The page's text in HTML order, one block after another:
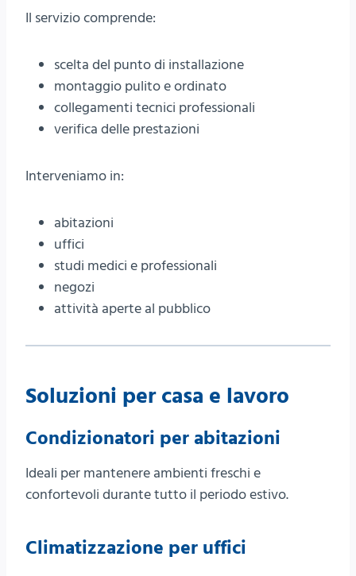
Il servizio comprende:
scelta del punto di installazione
montaggio pulito e ordinato
collegamenti tecnici professionali
verifica delle prestazioni
Interveniamo in:
abitazioni
uffici
studi medici e professionali
negozi
attività aperte al pubblico
Soluzioni per casa e lavoro
Condizionatori per abitazioni
Ideali per mantenere ambienti freschi e
confortevoli durante tutto il periodo estivo.
Climatizzazione per uffici